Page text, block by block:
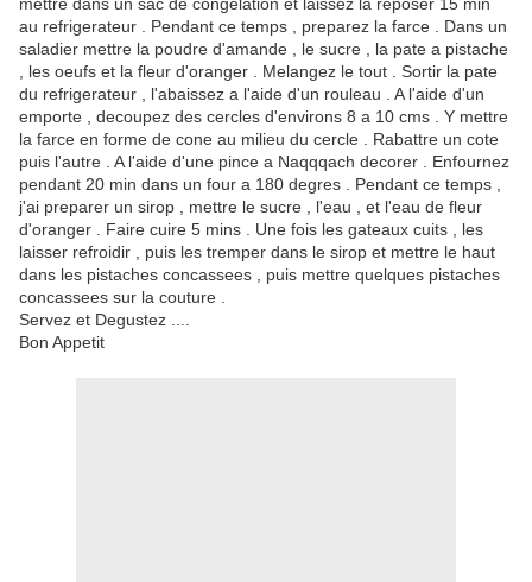
au refrigerateur . Pendant ce temps , preparez la farce . Dans un
saladier mettre la poudre d'amande , le sucre , la pate a pistache
, les oeufs et la fleur d'oranger . Melangez le tout . Sortir la pate
du refrigerateur , l'abaissez a l'aide d'un rouleau . A l'aide d'un
emporte , decoupez des cercles d'environs 8 a 10 cms . Y mettre
la farce en forme de cone au milieu du cercle . Rabattre un cote
puis l'autre . A l'aide d'une pince a Naqqqach decorer . Enfournez
pendant 20 min dans un four a 180 degres . Pendant ce temps ,
j'ai preparer un sirop , mettre le sucre , l'eau , et l'eau de fleur
d'oranger . Faire cuire 5 mins . Une fois les gateaux cuits , les
laisser refroidir , puis les tremper dans le sirop et mettre le haut
dans les pistaches concassees , puis mettre quelques pistaches
concassees sur la couture .
Servez et Degustez ....
Bon Appetit